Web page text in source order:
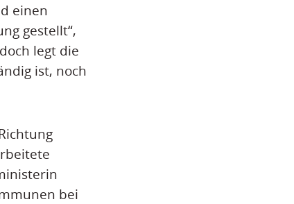
einen
gestellt“,
legt die
ist, noch
bei